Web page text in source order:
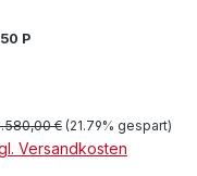
P
Preis:
€ (21.79% gespart)
Versandkosten